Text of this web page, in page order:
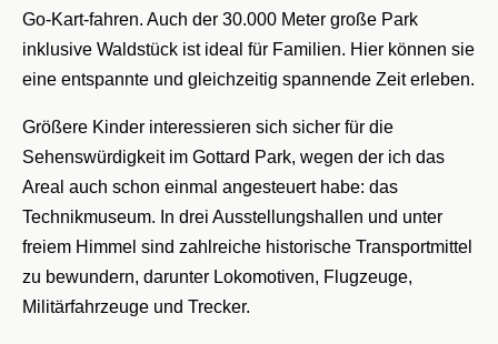
Go-Kart-fahren. Auch der 30.000 Meter große Park
inklusive Waldstück ist ideal für Familien. Hier können sie
eine entspannte und gleichzeitig spannende Zeit erleben.
Größere Kinder interessieren sich sicher für die
Sehenswürdigkeit im Gottard Park, wegen der ich das
Areal auch schon einmal angesteuert habe: das
Technikmuseum. In drei Ausstellungshallen und unter
freiem Himmel sind zahlreiche historische Transportmittel
zu bewundern, darunter Lokomotiven, Flugzeuge,
Militärfahrzeuge und Trecker.